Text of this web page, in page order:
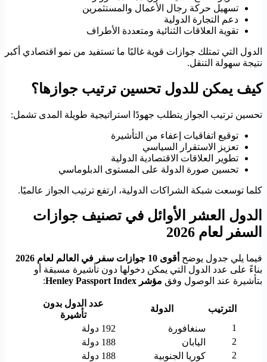
تسهيل حركة رجال الأعمال والمستثمرين
دعم التجارة الدولية
تقوية العلاقات الثنائية ومتعددة الأطراف
الدول التي تمتلك جوازات قوية غالبًا ما تستفيد من نمو اقتصادي أكبر
نتيجة سهولة التنقل.
كيف يمكن للدول تحسين ترتيب جوازها؟
تحسين ترتيب الجواز يتطلب جهودًا استراتيجية طويلة المدى تشمل:
توقيع اتفاقيات إعفاء من التأشيرة
تعزيز الاستقرار السياسي
تطوير العلاقات الاقتصادية الدولية
تحسين صورة الدولة على المستوى الدبلوماسي
كلما توسعت شبكة الشراكات الدولية، ارتفع ترتيب الجواز عالميًا.
الدول العشر الأوائل في تصنيف جوازات
السفر لعام 2026
فيما يلي جدول يوضح أقوى 10 جوازات سفر في العالم لعام 2026
بناءً على عدد الدول التي يمكن دخولها دون تأشيرة مسبقة أو
بتأشيرة عند الوصول وفق مؤشر Henley Passport Index :
الترتيب الدولة
عدد الدول بدون
تأشيرة
1
سنغافورة
192 دولة
2
اليابان
188 دولة
2
كوريا الجنوبية
188 دولة